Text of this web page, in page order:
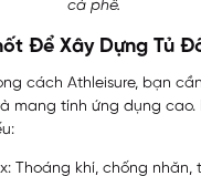
cà phê.
Để Xây Dựng Tủ
cách Athleisure, bạn
mang tính ứng dụng cao.
Thoáng khí, chống nhăn,